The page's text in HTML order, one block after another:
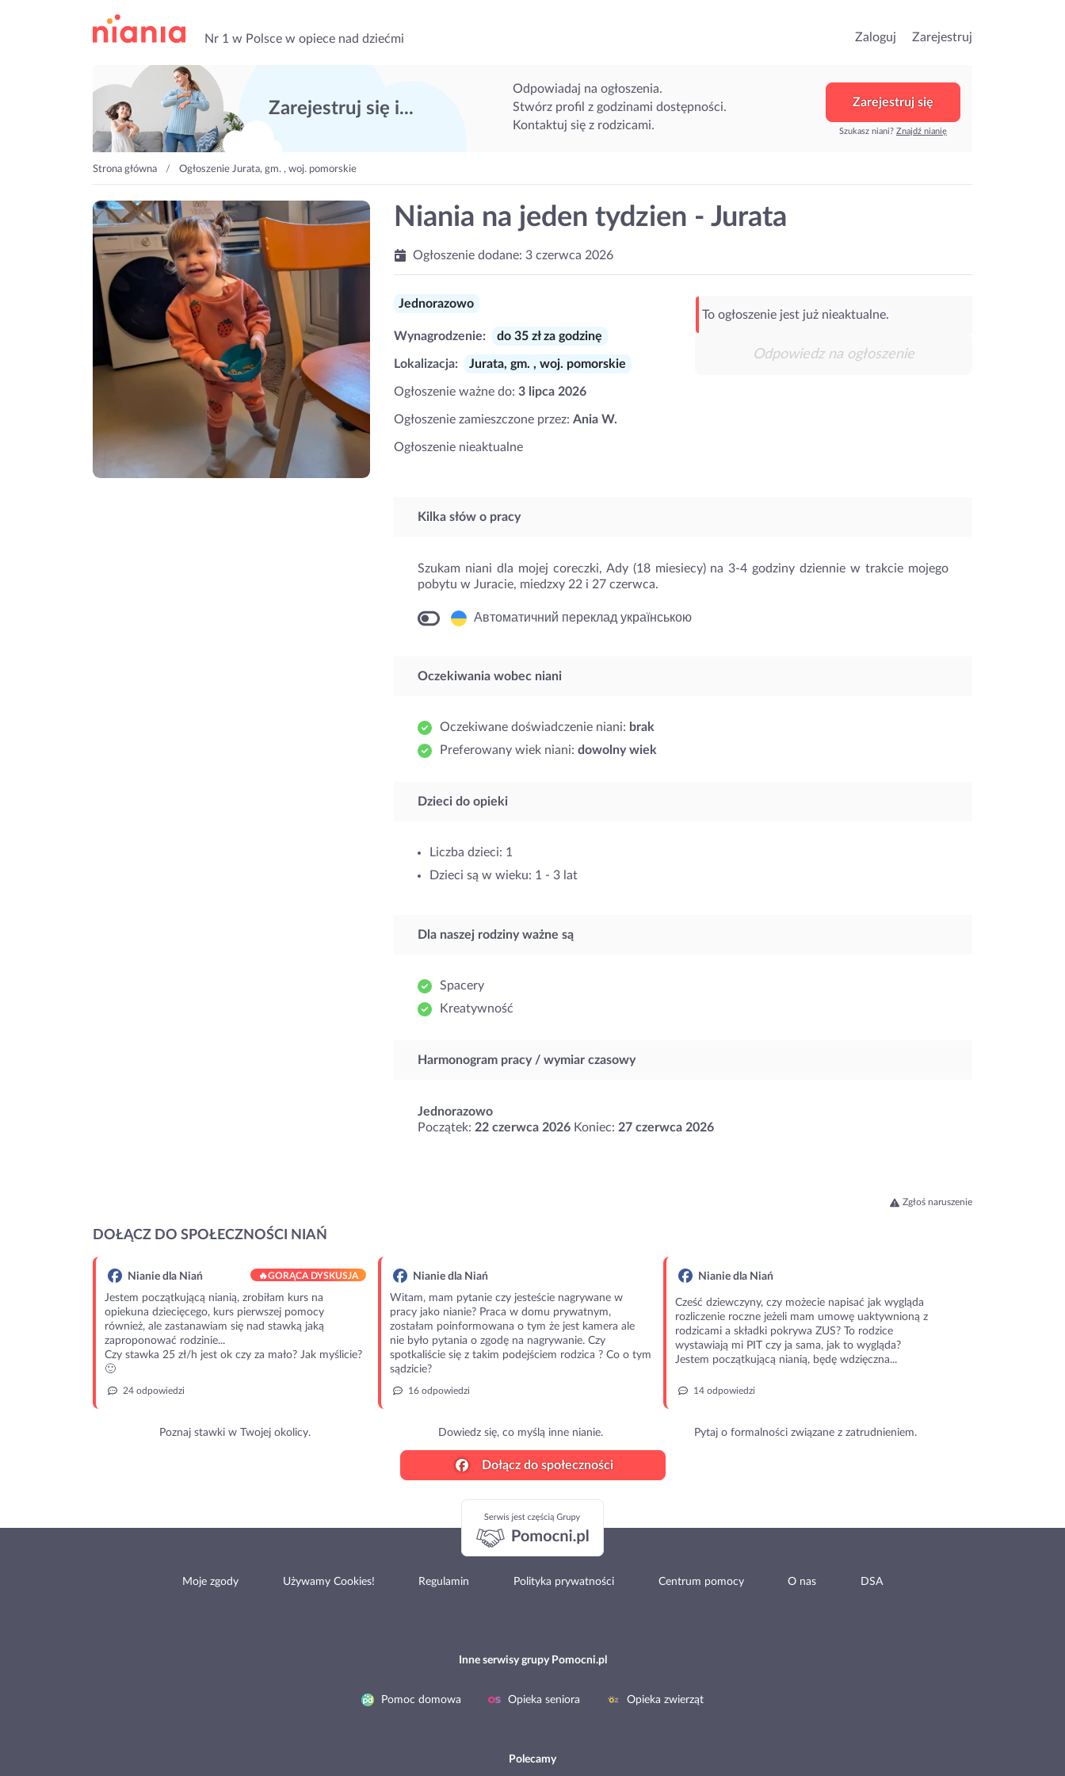
Nr 1 w Polsce w opiece nad dziećmi Zaloguj Zarejestruj
Zarejestruj się i...
Odpowiadaj na ogłoszenia.
Stwórz profil z godzinami dostępności.
Kontaktuj się z rodzicami.
Zarejestruj się
Szukasz niani? Znajdź nianię
Strona główna Ogłoszenie Jurata, gm. , woj. pomorskie
Niania na jeden tydzien - Jurata
Ogłoszenie dodane: 3 czerwca 2026
Jednorazowo
Wynagrodzenie: do 35 zł za godzinę
Lokalizacja: Jurata, gm. , woj. pomorskie
Ogłoszenie ważne do: 3 lipca 2026
Ogłoszenie zamieszczone przez: Ania W.
Ogłoszenie nieaktualne
To ogłoszenie jest już nieaktualne.
Odpowiedz na ogłoszenie
Kilka słów o pracy
Szukam niani dla mojej coreczki, Ady (18 miesiecy) na 3-4 godziny dziennie w trakcie mojego
pobytu w Juracie, miedzxy 22 i 27 czerwca.
Автоматичний переклад українською
Oczekiwania wobec niani
Oczekiwane doświadczenie niani: brak
Preferowany wiek niani: dowolny wiek
Dzieci do opieki
Liczba dzieci: 1
Dzieci są w wieku: 1 - 3 lat
Dla naszej rodziny ważne są
Spacery
Kreatywność
Harmonogram pracy / wymiar czasowy
Jednorazowo
Początek: 22 czerwca 2026 Koniec: 27 czerwca 2026
Zgłoś naruszenie
DOŁĄCZ DO SPOŁECZNOŚCI NIAŃ
Nianie dla Niań 🔥GORĄCA DYSKUSJA
Jestem początkującą nianią, zrobiłam kurs na
opiekuna dziecięcego, kurs pierwszej pomocy
również, ale zastanawiam się nad stawką jaką
zaproponować rodzinie...
Czy stawka 25 zł/h jest ok czy za mało? Jak myślicie?
🙂
24 odpowiedzi
Poznaj stawki w Twojej okolicy.
Nianie dla Niań
Witam, mam pytanie czy jesteście nagrywane w
pracy jako nianie? Praca w domu prywatnym,
zostałam poinformowana o tym że jest kamera ale
nie było pytania o zgodę na nagrywanie. Czy
spotkaliście się z takim podejściem rodzica ? Co o tym
sądzicie?
16 odpowiedzi
Dowiedz się, co myślą inne nianie.
Nianie dla Niań
Cześć dziewczyny, czy możecie napisać jak wygląda
rozliczenie roczne jeżeli mam umowę uaktywnioną z
rodzicami a składki pokrywa ZUS? To rodzice
wystawiają mi PIT czy ja sama, jak to wygląda?
Jestem początkującą nianią, będę wdzięczna...
14 odpowiedzi
Pytaj o formalności związane z zatrudnieniem.
Dołącz do społeczności
Moje zgody Używamy Cookies! Regulamin Polityka prywatności Centrum pomocy O nas DSA
Inne serwisy grupy Pomocni.pl
Pomoc domowa Opieka seniora Opieka zwierząt
Polecamy